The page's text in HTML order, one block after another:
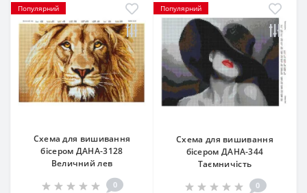
Популярний
Схема для вишивання
бісером ДАНА-3128
Величний лев
0
Популярний
Схема для вишивання
бісером ДАНА-344
Таємничість
0